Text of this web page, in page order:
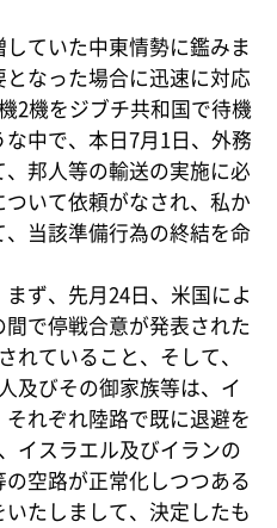
ていた中東情勢に鑑みま
なった場合に迅速に対応
2機をジブチ共和国で待機
中で、本日7月1日、外務
邦人等の輸送の実施に必
いて依頼がなされ、私か
当該準備行為の終結を命
ず、先月24日、米国によ
で停戦合意が発表された
れていること、そして、
及びその御家族等は、イ
れぞれ陸路で既に退避を
イスラエル及びイランの
空路が正常化しつつある
たしまして、決定したも